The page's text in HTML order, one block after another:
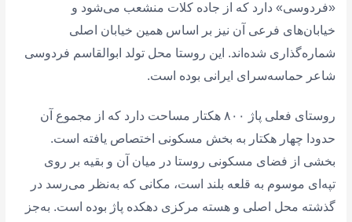
«فردوسی» دارد که از جاده کلات منشعب می‌شود و
خیابان‌های فرعی آن نیز بر اساس همین خیابان اصلی
شماره‌گذاری شده‌اند. این روستا محل تولد ابوالقاسم فردوسی
شاعر حماسه‌سرای ایرانی بوده است.
روستای فعلی پاژ ۸۰۰ هکتار مساحت دارد که از مجموع آن
حدودا چهار هکتار به بخش مسکونی اختصاص یافته است.
بخشی از فضای مسکونی روستا در میان آن و بقیه بر روی
تپه‌ای موسوم به قلعه بلند است، مکانی که به‌نظر می‌رسد در
گذشته محل اصلی و هسته مرکزی دهکده پاژ بوده است. به‌جز